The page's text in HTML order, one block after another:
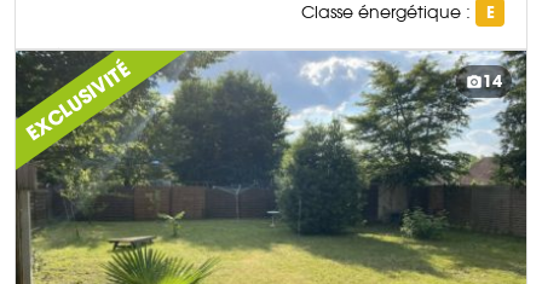
Classe énergétique :
E
DÉCOUVRIR CE BIEN
EXCLUSIVITÉ 14